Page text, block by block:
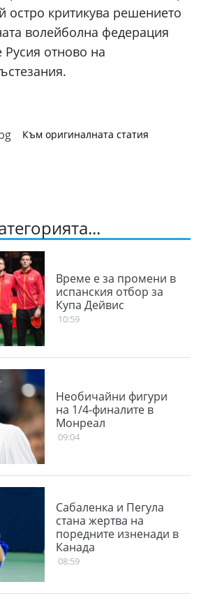
остро критикува решението
волейболна федерация
Русия отново на
Към оригиналната статия
Време е за промени в
испанския отбор за
Купа Дейвис
10:59
Необичайни фигури
на 1/4-финалите в
Монреал
09:04
Сабаленка и Пегула
стана жертва на
поредните изненади в
Канада
08:59